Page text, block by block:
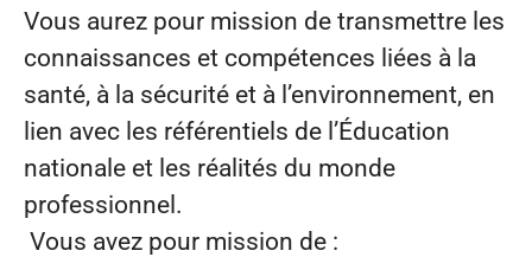
Vous aurez pour mission de transmettre les
connaissances et compétences liées à la
santé, à la sécurité et à l’environnement, en
lien avec les référentiels de l’Éducation
nationale et les réalités du monde
professionnel.
Vous avez pour mission de :